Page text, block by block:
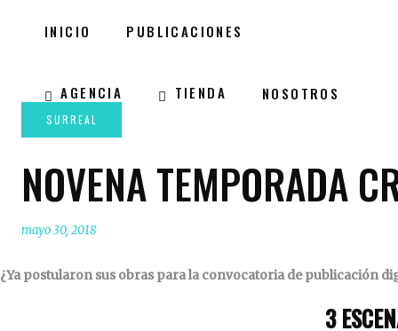
INICIO PUBLICACIONES
AGENCIA TIENDA NOSOTROS
NOVENA TEMPORADA
mayo 30, 2018
¿Ya postularon sus obras para la convocatoria de publicación
3